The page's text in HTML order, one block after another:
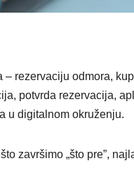
rezervaciju odmora,
potvrda rezervacija,
u digitalnom okruženju.
završimo „što pre”,